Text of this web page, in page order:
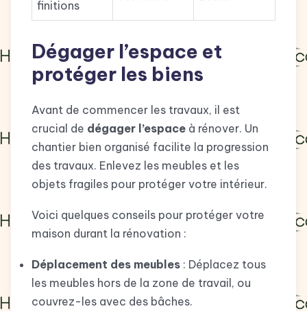
finitions
Dégager l’espace et
protéger les biens
Avant de commencer les travaux, il est
crucial de dégager l’espace à rénover. Un
chantier bien organisé facilite la progression
des travaux. Enlevez les meubles et les
objets fragiles pour protéger votre intérieur.
Voici quelques conseils pour protéger votre
maison durant la rénovation :
Déplacement des meubles : Déplacez tous
les meubles hors de la zone de travail, ou
couvrez-les avec des bâches.